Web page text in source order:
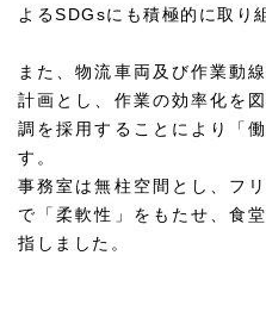
よるSDGsにも積極的に取り
また、物流車両及び作業動
計画とし、作業の効率化を
調を採用することにより「
す。
事務室は無柱空間とし、フ
で「柔軟性」をもたせ、食
指しました。